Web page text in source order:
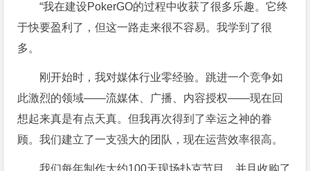
“我在建设PokerGO的过程中收获了很多乐趣。它终
于快要盈利了，但这一路走来很不容易。我学到了很
多。
刚开始时，我对媒体行业零经验。跳进一个竞争如
此激烈的领域——流媒体、广播、内容授权——现在回
想起来真是有点天真。但我再次得到了幸运之神的眷
顾。我们建立了一支强大的团队，现在运营效率很高。
我们每年制作大约100天现场扑克节目，并且收购了